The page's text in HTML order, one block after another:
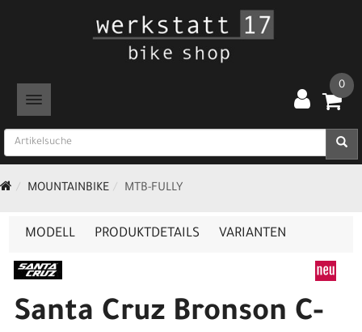
TOGGLE NAVIGATION
0
MOUNTAINBIKE MTB-FULLY
MODELL PRODUKTDETAILS VARIANTEN
Santa Cruz Bronson C-